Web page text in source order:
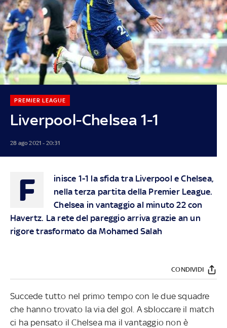
Liverpool-Chelsea 1-1
PREMIER LEAGUE
28 ago 2021 - 20:31
F
inisce 1-1 la sfida tra Liverpool e Chelsea,
nella terza partita della Premier League.
Chelsea in vantaggio al minuto 22 con
Havertz. La rete del pareggio arriva grazie an un
rigore trasformato da Mohamed Salah
CONDIVIDI
Succede tutto nel primo tempo con le due squadre
che hanno trovato la via del gol. A sbloccare il match
ci ha pensato il Chelsea ma il vantaggio non è